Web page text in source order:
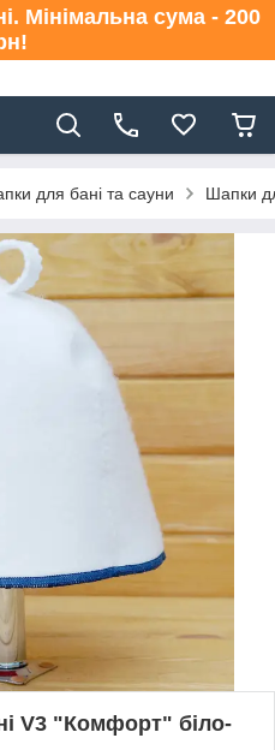
Мінімальна сума - 200
для бані та сауни Шапки
V3 "Комфорт" біло-